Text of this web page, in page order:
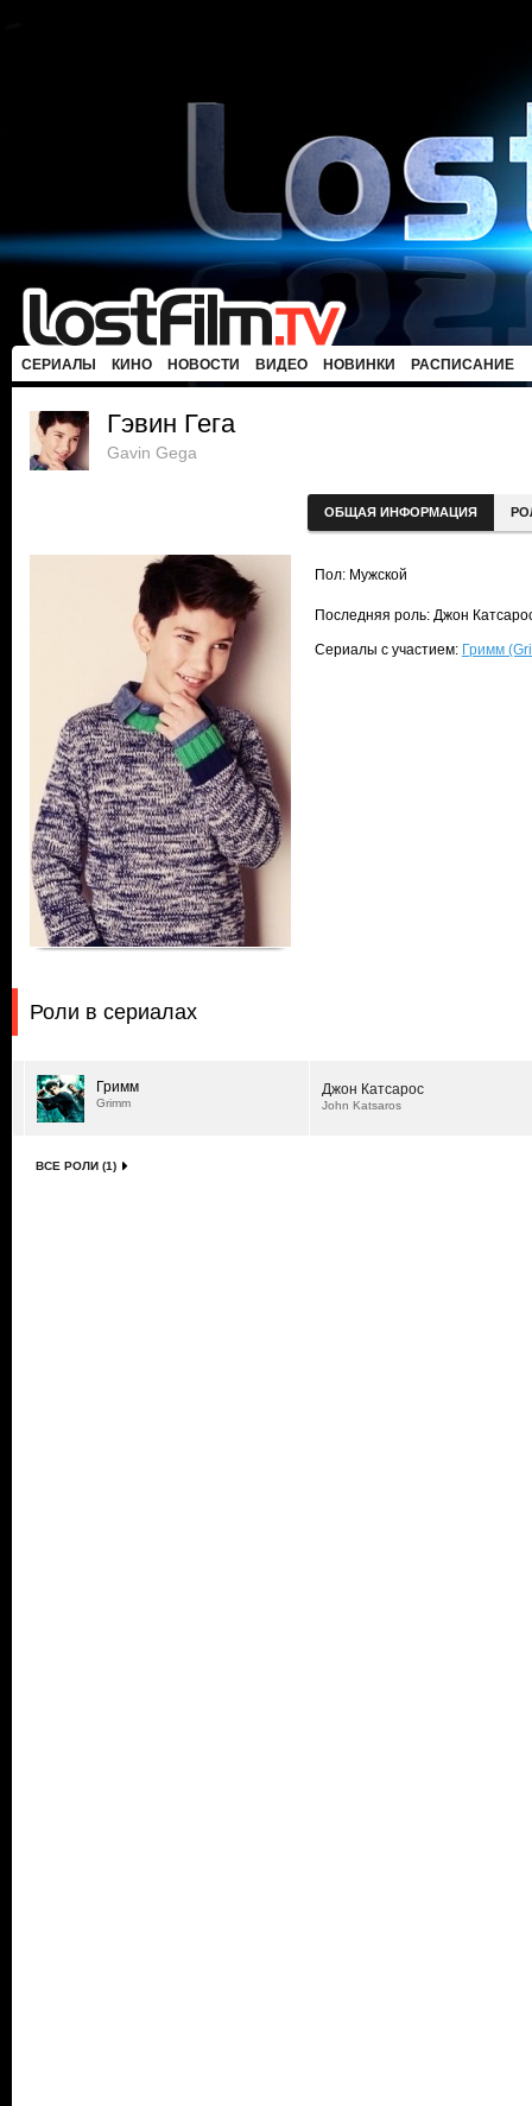
СЕРИАЛЫ КИНО НОВОСТИ ВИДЕО НОВИНКИ РАСПИСАНИЕ
Гэвин Гега
Gavin Gega
ОБЩАЯ ИНФОРМАЦИЯ
Пол: Мужской
Последняя роль: Джон
Сериалы с участием: Гримм
Роли в сериалах
Гримм
Grimm
Джон Катсарос
John Katsaros
ВСЕ РОЛИ (1)